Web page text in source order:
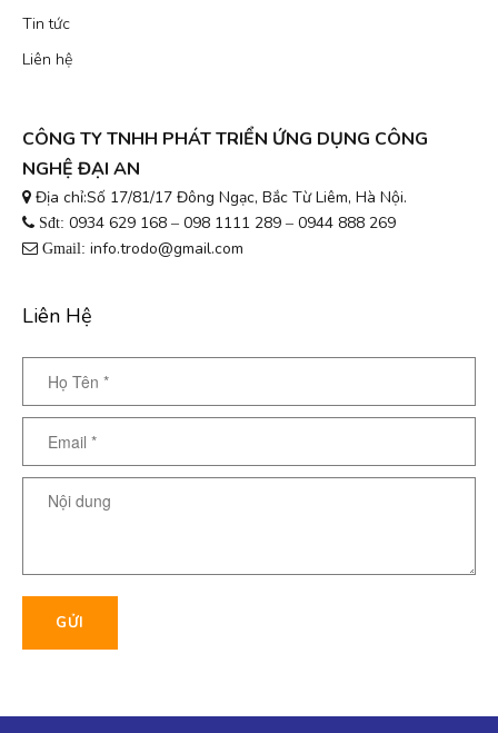
Tin tức
Liên hệ
CÔNG TY TNHH PHÁT TRIỂN ỨNG DỤNG CÔNG
NGHỆ ĐẠI AN
Địa chỉ:Số 17/81/17 Đông Ngạc, Bắc Từ Liêm, Hà Nội.
Sđt: 0934 629 168 – 098 1111 289 – 0944 888 269
Gmail: info.trodo@gmail.com
Liên Hệ